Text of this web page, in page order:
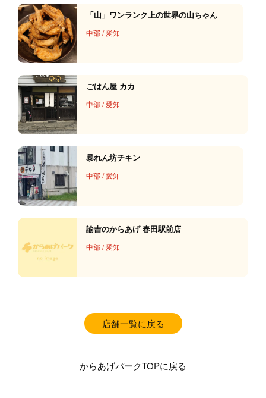
「山」ワンランク上の世界の山ちゃん
中部/愛知
ごはん屋 カカ
中部/愛知
暴れん坊チキン
中部/愛知
諭吉のからあげ 春田駅前店
中部/愛知
店舗一覧に戻る
からあげパークTOPに戻る